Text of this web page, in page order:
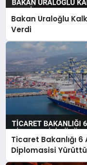
Bakan Uraloğlu
Verdi
Ticaret Bakanlığı
Diplomasisi Yürüttü